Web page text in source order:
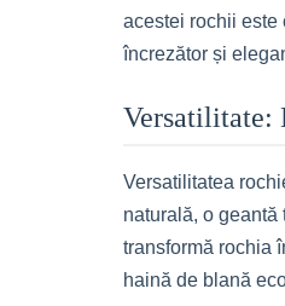
acestei rochii este
încrezător și
Versatilitate:
Versatilitatea
naturală, o
transformă rochia
haină de blană